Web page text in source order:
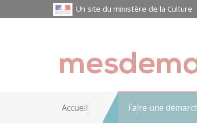
Un site du ministère de la Culture
Accueil Faire une